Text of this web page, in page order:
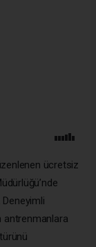
ücretsiz
antrenmanlara